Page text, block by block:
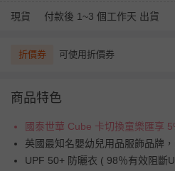
現貨 付款後 1~3 個工作天 出貨
折價券 可使用折價券
商品特色
國泰世華 Cube 卡切換童樂匯享
英國最知名嬰幼兒用品服飾品牌
UPF 50+ 防曬衣 ( 98％有效阻斷